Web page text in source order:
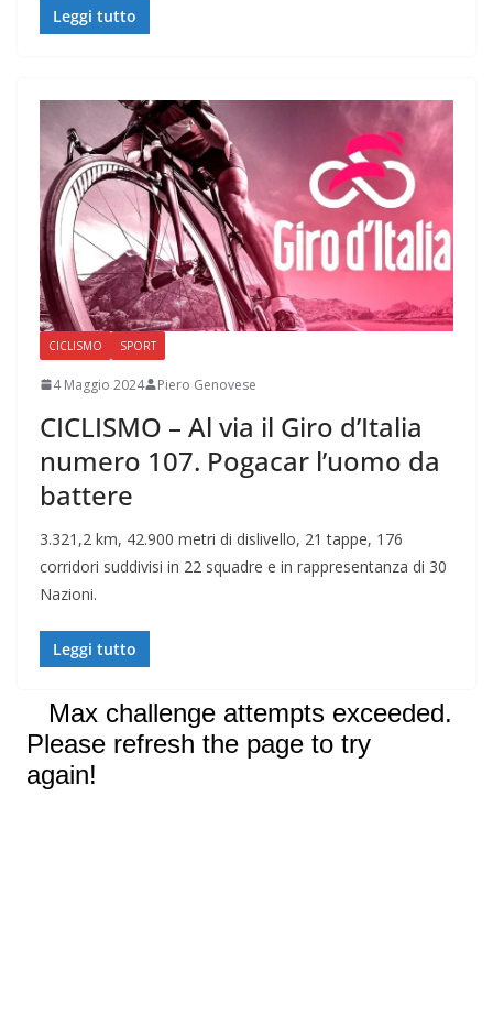
Leggi tutto
CICLISMO SPORT
4 Maggio 2024 Piero Genovese
CICLISMO – Al via il Giro d’Italia
numero 107. Pogacar l’uomo da
battere
3.321,2 km, 42.900 metri di dislivello, 21 tappe, 176
corridori suddivisi in 22 squadre e in rappresentanza di 30
Nazioni.
Leggi tutto